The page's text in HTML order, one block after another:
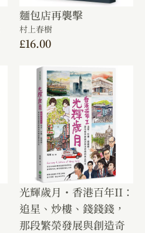
麵包店再襲擊
村上春樹
£16.00
光輝歲月・香港百年II：
追星、炒樓、錢錢錢，
那段繁榮發展與創造奇